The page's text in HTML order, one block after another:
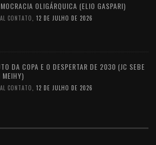
OLIGÁRQUICA (ELIO GASPARI)
CONTATO 12 DE JULHO DE 2026
DA COPA E O DESPERTAR DE 2030 (JC SEBE
MEIHY)
CONTATO 12 DE JULHO DE 2026